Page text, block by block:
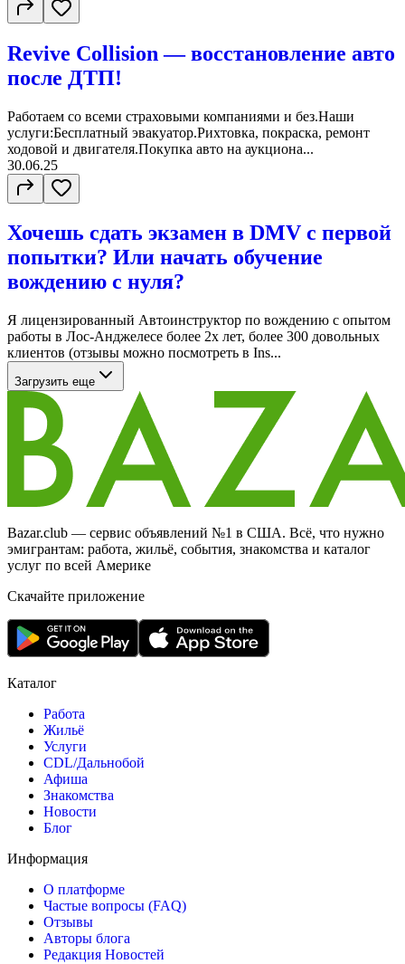
Revive Collision — восстановление авто
после ДТП!
Работаем со всеми страховыми компаниями и без.Наши
услуги:Бесплатный эвакуатор.Рихтовка, покраска, ремонт
ходовой и двигателя.Покупка авто на аукциона...
30.06.25
Хочешь сдать экзамен в DMV с первой
попытки? Или начать обучение
вождению с нуля?
Я лицензированный Автоинструктор по вождению с опытом
работы в Лос-Анджелесе более 2х лет, более 300 довольных
клиентов (отзывы можно посмотреть в Ins...
Загрузить еще
Bazar.club — сервис объявлений №1 в США. Всё, что нужно
эмигрантам: работа, жильё, события, знакомства и каталог
услуг по всей Америке
Скачайте приложение
Каталог
Работа
Жильё
Услуги
CDL/Дальнобой
Афиша
Знакомства
Новости
Блог
Информация
О платформе
Частые вопросы (FAQ)
Отзывы
Авторы блога
Редакция Новостей